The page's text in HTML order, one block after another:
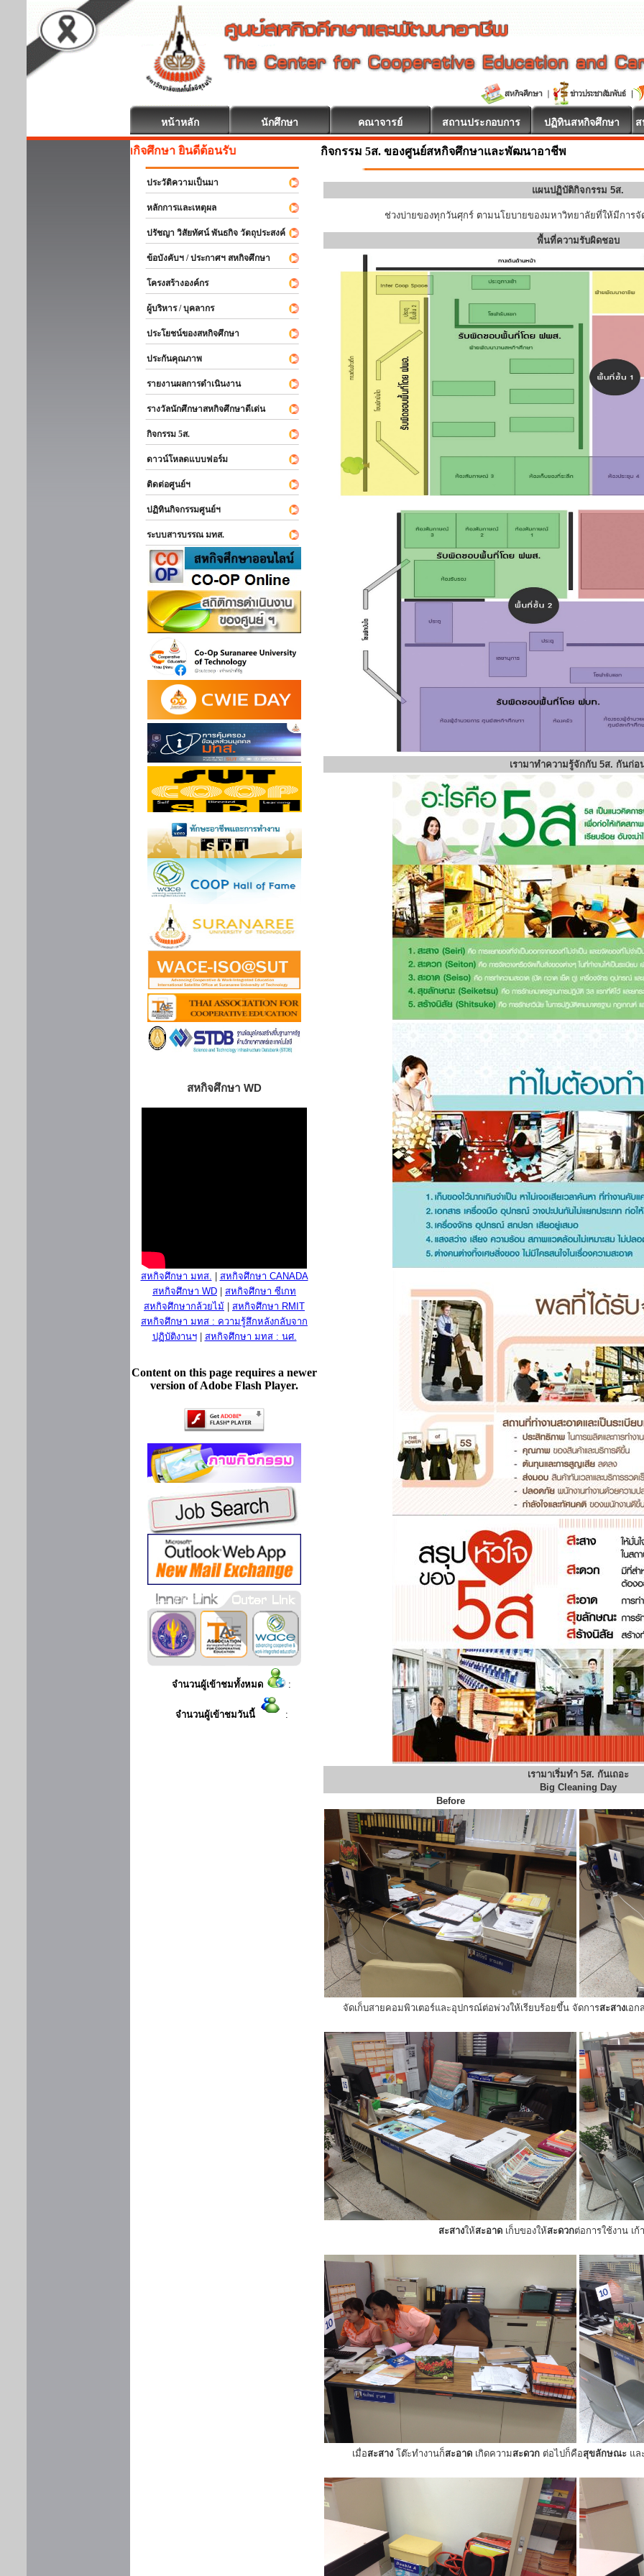
หน้าหลัก นักศึกษา คณาจารย์ สถานประกอบการ ปฏิทินสหกิจศึกษา
สหกิจศึกษา ยินดีต้อนรับ
ประวัติความเป็นมา
หลักการและเหตุผล
ปรัชญา วิสัยทัศน์ พันธกิจ วัตถุประสงค์
ข้อบังคับฯ / ประกาศฯ สหกิจศึกษา
โครงสร้างองค์กร
ผู้บริหาร / บุคลากร
ประโยชน์ของสหกิจศึกษา
ประกันคุณภาพ
รายงานผลการดำเนินงาน
รางวัลนักศึกษาสหกิจศึกษาดีเด่น
กิจกรรม 5ส.
ดาวน์โหลดแบบฟอร์ม
ติดต่อศูนย์ฯ
ปฏิทินกิจกรรมศูนย์ฯ
ระบบสารบรรณ มทส.
สหกิจศึกษา WD
สหกิจศึกษา มทส.
สหกิจศึกษา CANADA
สหกิจศึกษา WD
สหกิจศึกษา ซีเกท
สหกิจศึกษากล้วยไม้
สหกิจศึกษา RMIT
สหกิจศึกษา มทส : ความรู้สึกหลังกลับจาก
ปฏิบัติงานฯ| สหกิจศึกษา มทส : นศ.
Content on this page requires a newer
version of Adobe Flash Player.
จำนวนผู้เข้าชมทั้งหมด :
จำนวนผู้เข้าชมวันนี้ :
กิจกรรม 5ส. ของศูนย์สหกิจศึกษาและพัฒนาอาชีพ
แผนปฏิบัติกิจกรรม 5ส.
ช่วงบ่ายของทุกวันศุกร์ ตามนโยบายของมหาวิทยาลัยที่ให้มีการจั
พื้นที่ความรับผิดชอบ
เรามาทำความรู้จักกับ 5ส. กันก่อ
เรามาเริ่มทำ 5ส. กันเถอะ
Big Cleaning Day
Before
จัดเก็บสายคอมพิวเตอร์และอุปกรณ์ต่อพ่วงให้เรียบร้อยขึ้น จัดการสะสางเอก
สะสางให้สะอาดเก็บของให้สะดวกต่อการใช้งาน เก้
เมื่อสะสางโต๊ะทำงานก็สะอาดเกิดความสะดวกต่อไปก็คือสุขลักษณะ แล